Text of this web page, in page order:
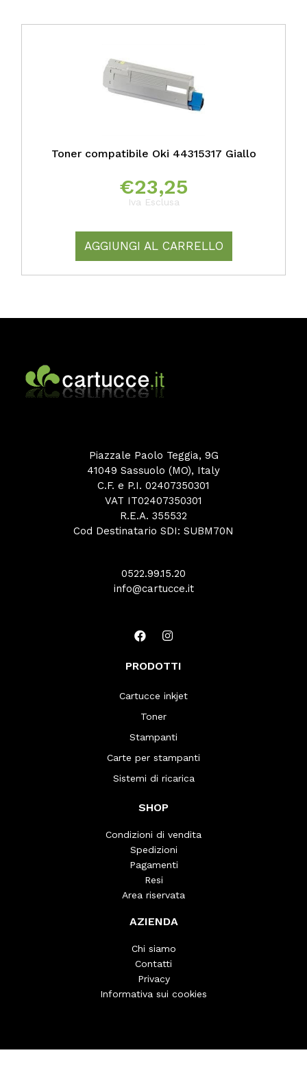
Toner compatibile Oki 44315317 Giallo
€23,25
Iva Esclusa
AGGIUNGI AL CARRELLO
Piazzale Paolo Teggia, 9G
41049 Sassuolo (MO), Italy
C.F. e P.I. 02407350301
VAT IT02407350301
R.E.A. 355532
Cod Destinatario SDI: SUBM70N
0522.99.15.20
info@cartucce.it
PRODOTTI
Cartucce inkjet
Toner
Stampanti
Carte per stampanti
Sistemi di ricarica
SHOP
Condizioni di vendita
Spedizioni
Pagamenti
Resi
Area riservata
AZIENDA
Chi siamo
Contatti
Privacy
Informativa sui cookies